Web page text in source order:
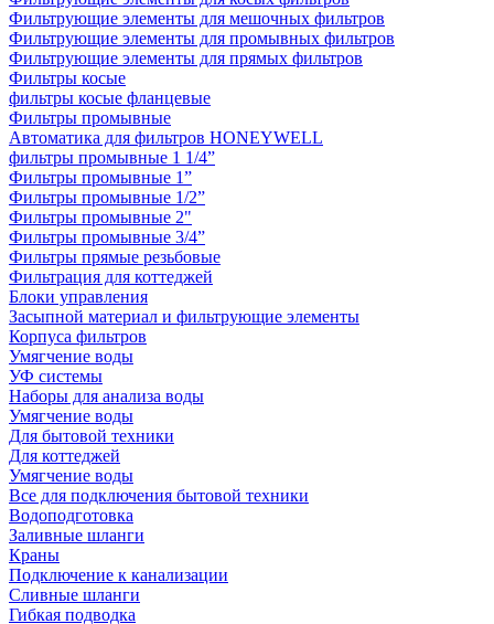
Фильтрующие элементы для мешочных фильтров
Фильтрующие элементы для промывных фильтров
Фильтрующие элементы для прямых фильтров
Фильтры косые
фильтры косые фланцевые
Фильтры промывные
Автоматика для фильтров HONEYWELL
фильтры промывные 1 1/4”
Фильтры промывные 1”
Фильтры промывные 1/2”
Фильтры промывные 2"
Фильтры промывные 3/4”
Фильтры прямые резьбовые
Фильтрация для коттеджей
Блоки управления
Засыпной материал и фильтрующие элементы
Корпуса фильтров
Умягчение воды
УФ системы
Наборы для анализа воды
Умягчение воды
Для бытовой техники
Для коттеджей
Умягчение воды
Все для подключения бытовой техники
Водоподготовка
Заливные шланги
Краны
Подключение к канализации
Сливные шланги
Гибкая подводка